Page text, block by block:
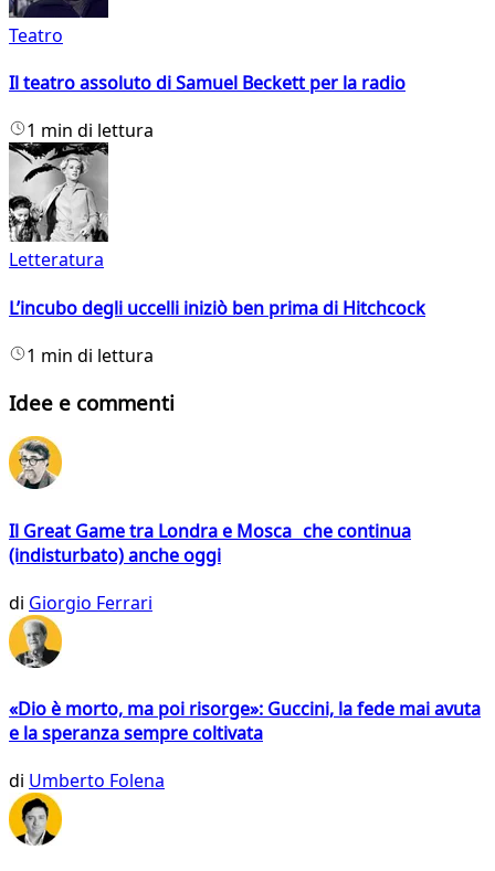
Teatro
Il teatro assoluto di Samuel Beckett per la radio
1 min di lettura
Letteratura
L’incubo degli uccelli iniziò ben prima di Hitchcock
1 min di lettura
Idee e commenti
Il Great Game tra Londra e Mosca che continua
(indisturbato) anche oggi
di Giorgio Ferrari
«Dio è morto, ma poi risorge»: Guccini, la fede mai avuta
e la speranza sempre coltivata
di Umberto Folena